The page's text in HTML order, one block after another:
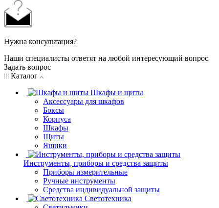
Нужна консультация?
Наши специалисты ответят на любой интересующий вопрос
Задать вопрос
Каталог
Шкафы и щиты
Аксессуары для шкафов
Боксы
Корпуса
Шкафы
Щиты
Ящики
Инструменты, приборы и средства защиты
Приборы измерительные
Ручные инструменты
Средства индивидуальной защиты
Светотехника